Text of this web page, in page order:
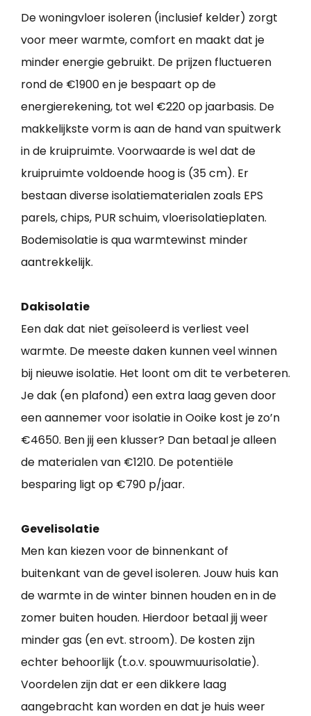
De woningvloer isoleren (inclusief kelder) zorgt
voor meer warmte, comfort en maakt dat je
minder energie gebruikt. De prijzen fluctueren
rond de €1900 en je bespaart op de
energierekening, tot wel €220 op jaarbasis. De
makkelijkste vorm is aan de hand van spuitwerk
in de kruipruimte. Voorwaarde is wel dat de
kruipruimte voldoende hoog is (35 cm). Er
bestaan diverse isolatiematerialen zoals EPS
parels, chips, PUR schuim, vloerisolatieplaten.
Bodemisolatie is qua warmtewinst minder
aantrekkelijk.
Dakisolatie
Een dak dat niet geïsoleerd is verliest veel
warmte. De meeste daken kunnen veel winnen
bij nieuwe isolatie. Het loont om dit te verbeteren.
Je dak (en plafond) een extra laag geven door
een aannemer voor isolatie in Ooike kost je zo’n
€4650. Ben jij een klusser? Dan betaal je alleen
de materialen van €1210. De potentiële
besparing ligt op €790 p/jaar.
Gevelisolatie
Men kan kiezen voor de binnenkant of
buitenkant van de gevel isoleren. Jouw huis kan
de warmte in de winter binnen houden en in de
zomer buiten houden. Hierdoor betaal jij weer
minder gas (en evt. stroom). De kosten zijn
echter behoorlijk (t.o.v. spouwmuurisolatie).
Voordelen zijn dat er een dikkere laag
aangebracht kan worden en dat je huis weer